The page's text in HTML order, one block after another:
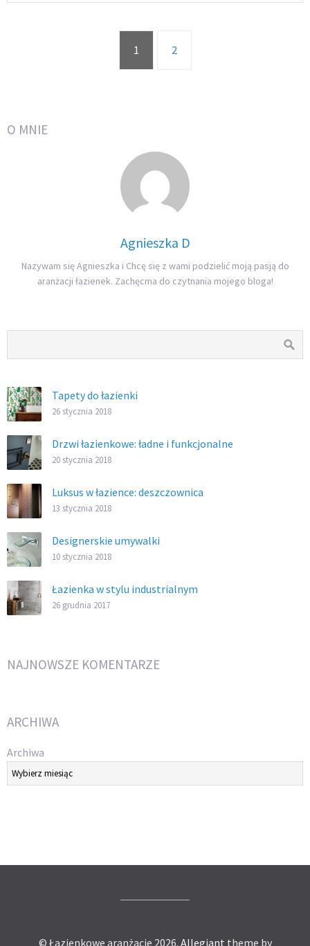
1 2
O MNIE
Agnieszka D
Nazywam się Agnieszka i Chcę się z wami podzielić moją pasją do
aranżacji łazienek. Zachęcma do czytnania mojego bloga!
Tapety do łazienki
26 stycznia 2018
Drzwi łazienkowe: ładne i funkcjonalne
20 stycznia 2018
Luksus w łazience: deszczownica
13 stycznia 2018
Designerskie umywalki
10 stycznia 2018
Łazienka w stylu industrialnym
26 grudnia 2017
NAJNOWSZE KOMENTARZE
ARCHIWA
Archiwa
© Łazienkowe aranżacje 2026. Allegiant theme by